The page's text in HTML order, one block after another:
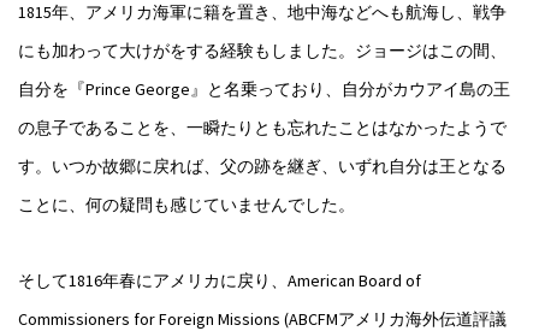
1815年、アメリカ海軍に籍を置き、地中海などへも航海し、戦争
にも加わって大けがをする経験もしました。ジョージはこの間、
自分を『Prince George』と名乗っており、自分がカウアイ島の王
の息子であることを、一瞬たりとも忘れたことはなかったようで
す。いつか故郷に戻れば、父の跡を継ぎ、いずれ自分は王となる
ことに、何の疑問も感じていませんでした。
そして1816年春にアメリカに戻り、American Board of
Commissioners for Foreign Missions (ABCFMアメリカ海外伝道評議